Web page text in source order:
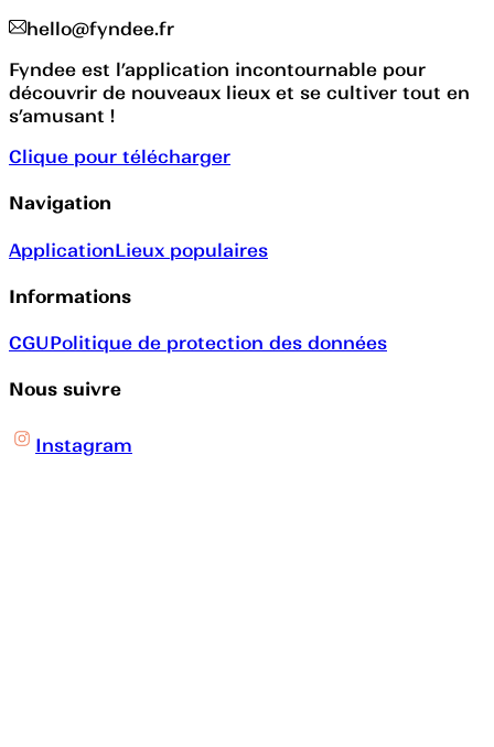
hello@fyndee.fr
Fyndee est l’application incontournable pour
découvrir de nouveaux lieux et se cultiver tout en
s’amusant !
Clique pour télécharger
Navigation
ApplicationLieux populaires
Informations
CGUPolitique de protection des données
Nous suivre
Instagram